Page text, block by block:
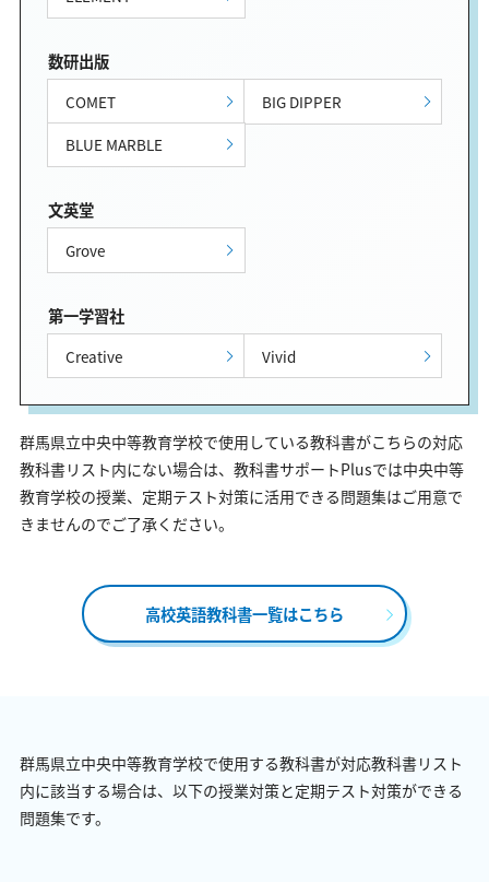
数研出版
COMET
BIG DIPPER
BLUE MARBLE
文英堂
Grove
第一学習社
Creative Vivid
群馬県立中央中等教育学校で使用している教科書がこちらの対応
教科書リスト内にない場合は、教科書サポートPlusでは中央中等
教育学校の授業、定期テスト対策に活用できる問題集はご用意で
きませんのでご了承ください。
高校英語教科書一覧はこちら
群馬県立中央中等教育学校で使用する教科書が対応教科書リスト
内に該当する場合は、以下の授業対策と定期テスト対策ができる
問題集です。